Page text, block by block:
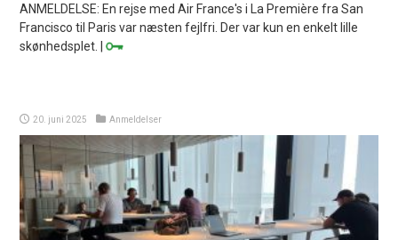
ANMELDELSE: En rejse med Air France's i La Première fra San
Francisco til Paris var næsten fejlfri. Der var kun en enkelt lille
skønhedsplet. |
20. juni 2025 Anmeldelser